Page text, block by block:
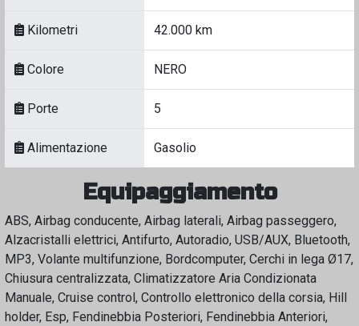
Kilometri 42.000 km
Colore NERO
Porte 5
Alimentazione Gasolio
Equipaggiamento
ABS, Airbag conducente, Airbag laterali, Airbag passeggero,
Alzacristalli elettrici, Antifurto, Autoradio, USB/AUX, Bluetooth,
MP3, Volante multifunzione, Bordcomputer, Cerchi in lega Ø17,
Chiusura centralizzata, Climatizzatore Aria Condizionata
Manuale, Cruise control, Controllo elettronico della corsia, Hill
holder, Esp, Fendinebbia Posteriori, Fendinebbia Anteriori,